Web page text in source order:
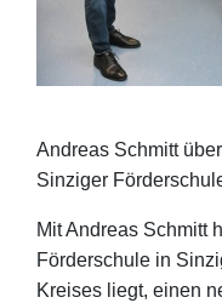
Andreas Schmitt
Sinziger
Mit Andreas Schmitt
Förderschule in
Kreises liegt, einen